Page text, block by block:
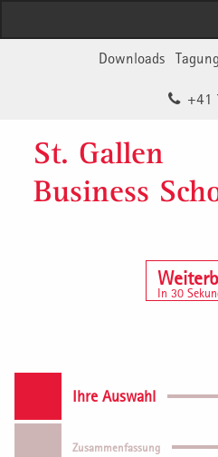
Downloads
+41
St. Gallen
Business
In 30
Ihre Auswahl
Zusammenfassung